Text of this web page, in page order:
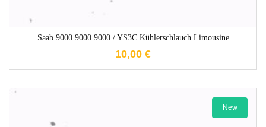
Saab 9000 9000 9000 / YS3C Kühlerschlauch Limousine
10,00 €
New